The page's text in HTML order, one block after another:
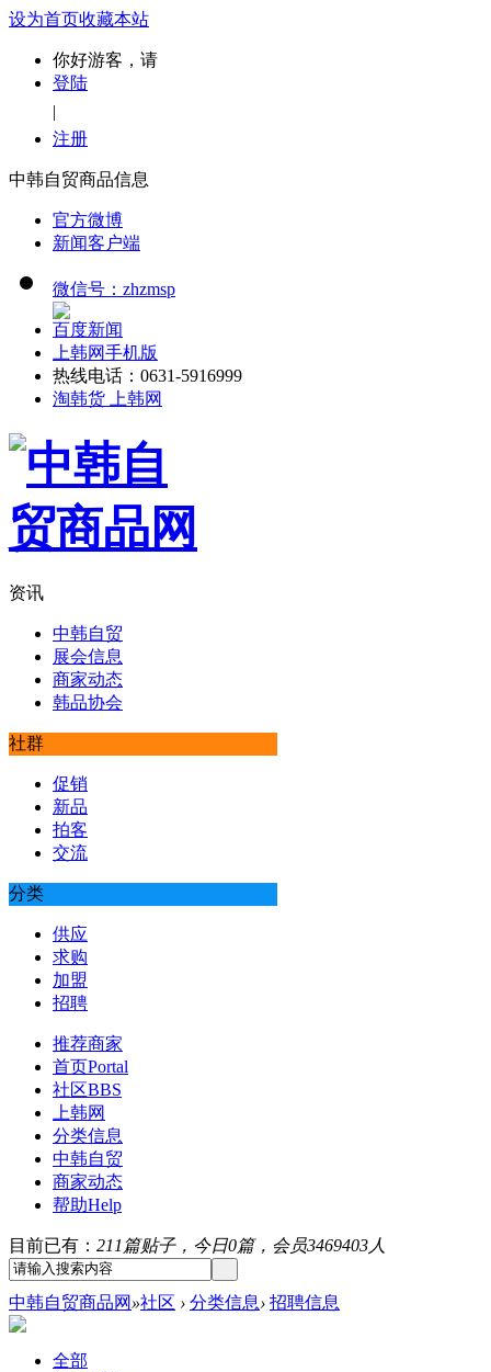
设为首页收藏本站
你好游客，请
登陆
|
注册
中韩自贸商品信息
官方微博
新闻客户端
微信号：zhzmsp
百度新闻
上韩网手机版
热线电话：0631-5916999
淘韩货 上韩网
资讯
中韩自贸
展会信息
商家动态
韩品协会
社群
促销
新品
拍客
交流
分类
供应
求购
加盟
招聘
推荐商家
首页Portal
社区BBS
上韩网
分类信息
中韩自贸
商家动态
帮助Help
目前已有： 211篇贴子，今日0篇，会员3469403人
中韩自贸商品网 »社区 › 分类信息› 招聘信息
全部